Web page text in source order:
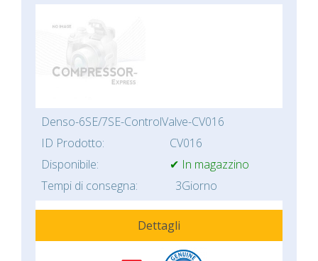
Denso-6SE/7SE-ControlValve-CV016
ID Prodotto:
CV016
Disponibile:
✔ In magazzino
Tempi di consegna:
3Giorno
Dettagli